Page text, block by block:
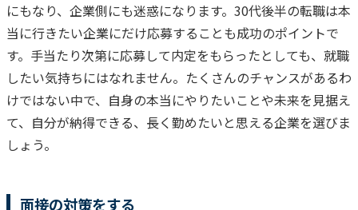
にもなり、企業側にも迷惑になります。 30代後半の転職は本
当に行きたい企業にだけ応募することも成功のポイントで
す。手当たり次第に応募して内定をもらったとしても、就職
したい気持ちにはなれません。 たくさんのチャンスがあるわ
けではない中で、自身の本当にやりたいことや未来を見据え
て、自分が納得できる、長く勤めたいと思える企業を選びま
しょう。
面接の対策をする